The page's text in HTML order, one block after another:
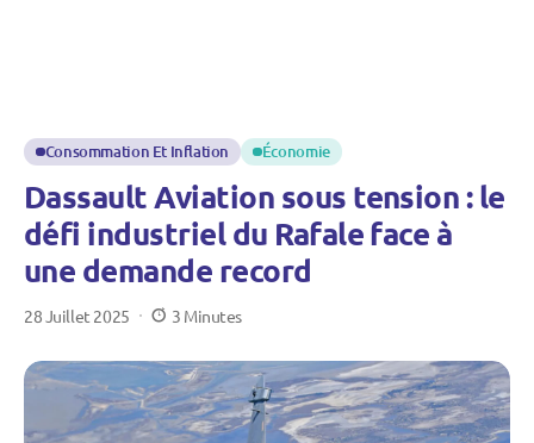
Consommation Et Inflation Économie
Dassault Aviation sous tension : le
défi industriel du Rafale face à
une demande record
28 Juillet 2025 3 Minutes